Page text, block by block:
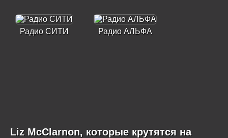
Радио СИТИ Радио АЛЬФА
Liz McClarnon, которые крутятся на